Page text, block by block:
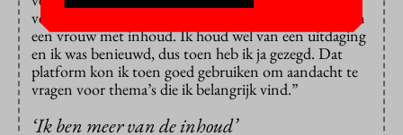
verkiezing. “Ik werd gescout via Instagram, ze zochten
een vrouw met inhoud. Ik houd wel van een uitdaging
en ik was benieuwd, dus toen heb ik ja gezegd. Dat
platform kon ik toen goed gebruiken om aandacht te
vragen voor thema’s die ik belangrijk vind.”
‘Ik ben meer van de inhoud’